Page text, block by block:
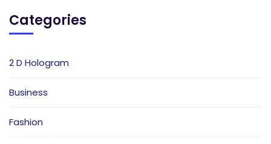
Categories
2 D Hologram
Business
Fashion